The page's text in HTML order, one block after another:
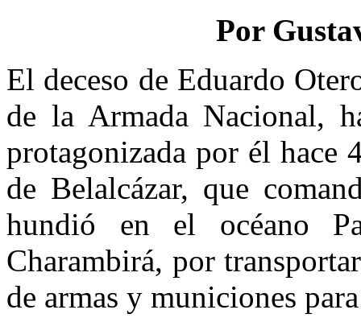
Por
El deceso de Eduardo
de la Armada Nacional,
protagonizada por él hace
de Belalcázar, que
hundió en el océano
Charambirá, por
de armas y municiones